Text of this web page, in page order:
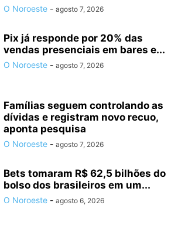
O Noroeste - agosto 7, 2026
Pix já responde por 20% das
vendas presenciais em bares e...
O Noroeste - agosto 7, 2026
Famílias seguem controlando as
dívidas e registram novo recuo,
aponta pesquisa
O Noroeste - agosto 7, 2026
Bets tomaram R$ 62,5 bilhões do
bolso dos brasileiros em um...
O Noroeste - agosto 6, 2026